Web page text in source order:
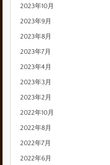
2023年10月
2023年9月
2023年8月
2023年7月
2023年4月
2023年3月
2023年2月
2022年10月
2022年8月
2022年7月
2022年6月